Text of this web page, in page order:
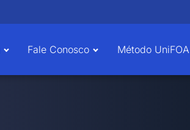
Fale Conosco Método UniFOA